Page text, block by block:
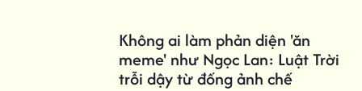
Không ai làm phản diện 'ăn
meme' như Ngọc Lan: Luật Trời
trỗi dậy từ đống ảnh chế